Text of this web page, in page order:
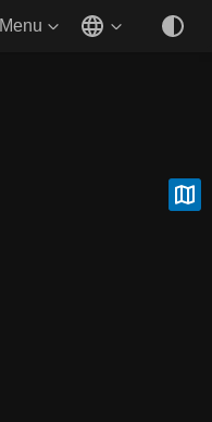
Menu